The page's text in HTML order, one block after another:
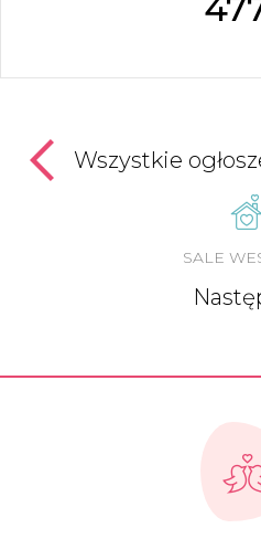
Wszystkie
SALE